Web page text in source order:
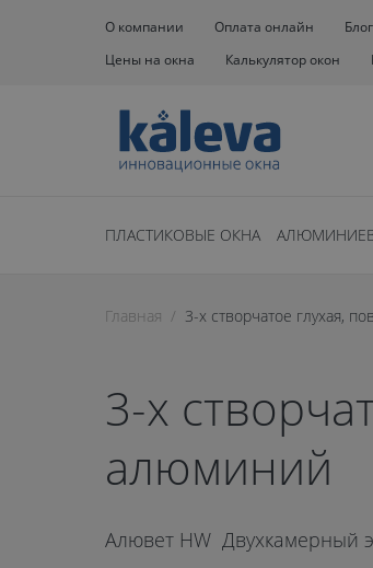
О компании Оплата онлайн Блог
Цены на окна
Калькулятор окон
ПЛАСТИКОВЫЕ ОКНА
Главная 3-х створчатое глухая,
3-х
алюминий
Алювет HW Двухкамерный